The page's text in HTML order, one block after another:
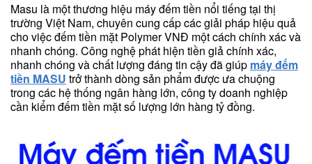
Masu là một thương hiệu máy đếm tiền nổi tiếng tại thị
trường Việt Nam, chuyên cung cấp các giải pháp hiệu quả
cho việc đếm tiền mặt Polymer VNĐ một cách chính xác và
nhanh chóng. Công nghệ phát hiện tiền giả chính xác,
nhanh chóng và chất lượng đáng tin cậy đã giúp máy đếm
tiền MASU trở thành dòng sản phẩm được ưa chuộng
trong các hệ thống ngân hàng lớn, công ty doanh nghiệp
cần kiểm đếm tiền mặt số lượng lớn hàng tỷ đồng.